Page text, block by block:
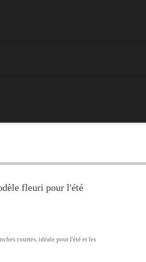
fleuri pour l'été
courtes, idéale pour l'été et les